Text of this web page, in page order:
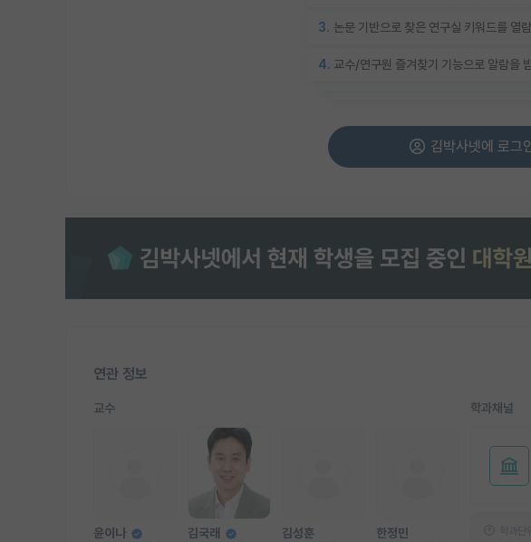
3. 논문 기반으로 찾은 연구실 키워드를 열
4. 교수/연구원 즐겨찾기 기능으로 알람을
김박사넷에 로그
연관 정보
교수
윤이나 김국래 김성훈 한정민
학과채널
학과